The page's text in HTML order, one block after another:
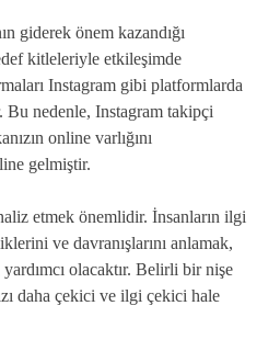
giderek önem kazandığı
kitleleriyle etkileşimde
Instagram gibi platformlarda
Bu nedenle, Instagram takipçi
online varlığını
gelmiştir.
etmek önemlidir. İnsanların ilgi
ve davranışlarını anlamak,
olacaktır. Belirli bir nişe
daha çekici ve ilgi çekici hale